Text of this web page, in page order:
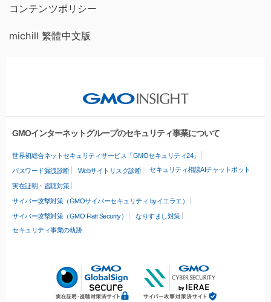
コンテンツポリシー
michill 繁體中文版
GMOインターネットグループのセキュリティ事業について
世界初総合ネットセキュリティサービス「GMOセキュリティ24」
パスワード漏洩診断 Webサイトリスク診断 セキュリティ相談AIチャットボット
実在証明・盗聴対策
サイバー攻撃対策（GMOサイバーセキュリティ byイエラエ）
サイバー攻撃対策（GMO Flatt Security）
なりすまし対策
セキュリティ事業の軌跡